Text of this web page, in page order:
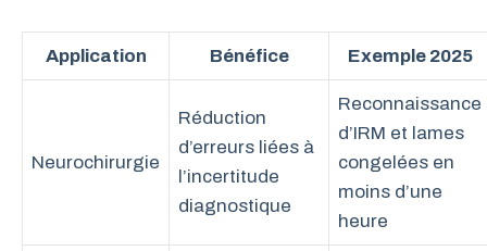
Application Bénéfice Exemple 2025
Neurochirurgie
Réduction
d’erreurs liées à
l’incertitude
diagnostique
Reconnaissance
d’IRM et lames
congelées en
moins d’une
heure